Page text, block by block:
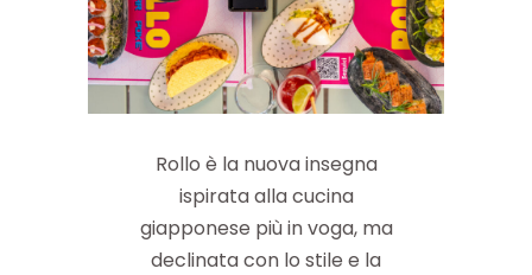
Rollo è la nuova insegna
ispirata alla cucina
giapponese più in voga, ma
declinata con lo stile e la